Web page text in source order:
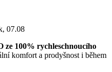
07.08
ze 100% rychleschnoucího
komfort a prodyšnost i během